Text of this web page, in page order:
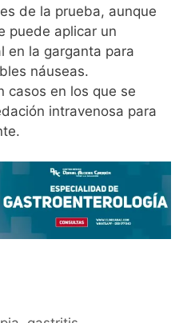
de la prueba, aunque
puede aplicar un
en la garganta para
náuseas.
casos en los que se
intravenosa para